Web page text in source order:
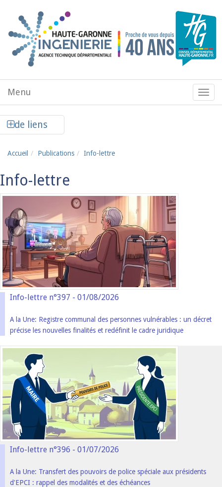
Menu
de
Menu
de liens
Accueil Publications Info-lettre
Info-lettre
Info-lettre n°397 - 01/08/2026
A la Une: Registre communal des personnes vulnérables : un décret
précise les nouvelles finalités et redéfinit le cadre juridique
Info-lettre n°396 - 01/07/2026
A la Une: Transfert des pouvoirs de police spéciale aux présidents
d'EPCI : rappel des modalités et des échéances